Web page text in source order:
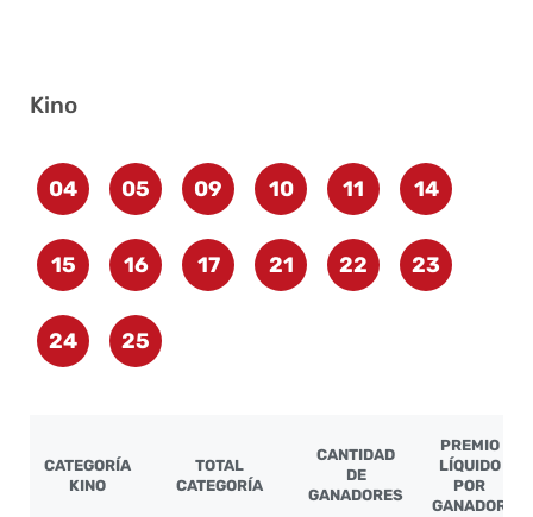
Kino
04 05 09 10 11 14
15 16 17 21 22 23
24 25
CATEGORÍA
KINO
TOTAL
CATEGORÍA
CANTIDAD
DE
GANADORES
PREMIO
LÍQUIDO
POR
GANADOR